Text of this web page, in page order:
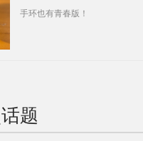
手环也有青春版！
题